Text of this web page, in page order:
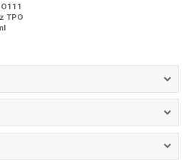
TPO